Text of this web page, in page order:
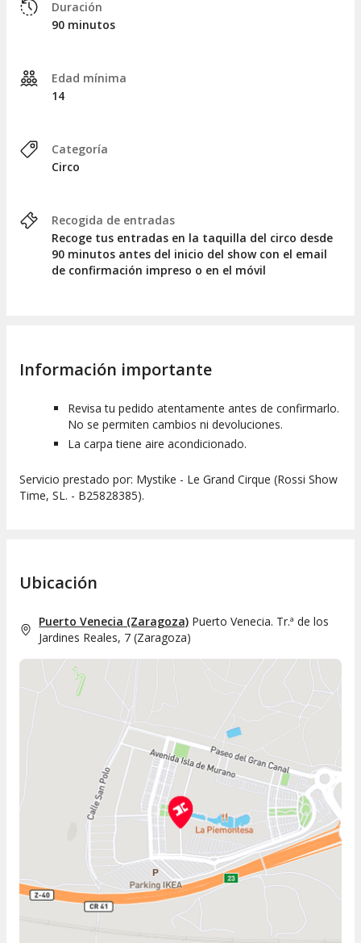
Duración
90 minutos
Edad mínima
14
Categoría
Circo
Recogida de entradas
Recoge tus entradas en la taquilla del circo desde
90 minutos antes del inicio del show con el email
de confirmación impreso o en el móvil
Información importante
Revisa tu pedido atentamente antes de confirmarlo.
No se permiten cambios ni devoluciones.
La carpa tiene aire acondicionado.
Servicio prestado por: Mystike - Le Grand Cirque (Rossi Show
Time, SL. - B25828385).
Ubicación
Puerto Venecia (Zaragoza) Puerto Venecia. Tr.ª de los
Jardines Reales, 7 (Zaragoza)